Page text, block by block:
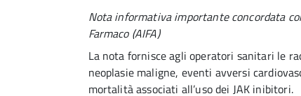
Nota informativa importante concordata
Farmaco (AIFA)
La nota fornisce agli operatori sanitari le
neoplasie maligne, eventi avversi
mortalità associati all’uso dei JAK inibitori.